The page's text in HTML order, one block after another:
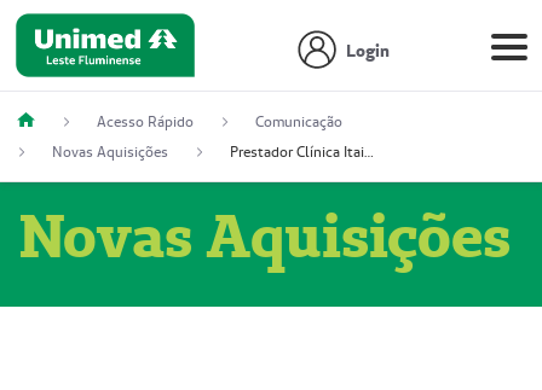
Login
Acesso Rápido
Comunicação
Novas Aquisições
Prestador Clínica Itaipú Ltda (51004348-2)
Novas Aquisições